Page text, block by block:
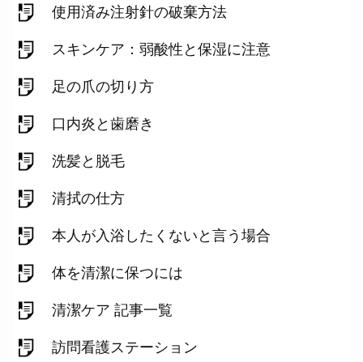
使用済み注射針の破棄方法
スキンケア：弱酸性と保湿に注意
足の爪の切り方
口内炎と歯磨き
洗髪と脱毛
清拭の仕方
本人が入浴したくないと言う場合
体を清潔に保つには
清潔ケア 記事一覧
訪問看護ステーション